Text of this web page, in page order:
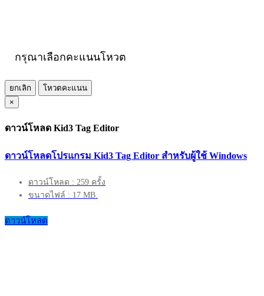
กรุณาเลือกคะแนนโหวต
ยกเลิก
โหวตคะแนน
×
ดาวน์โหลด Kid3 Tag Editor
ดาวน์โหลดโปรแกรม Kid3 Tag Editor สำหรับผู้ใช้ Windows
ดาวน์โหลด : 259 ครั้ง
ขนาดไฟล์ : 17 MB.
ดาวน์โหลด